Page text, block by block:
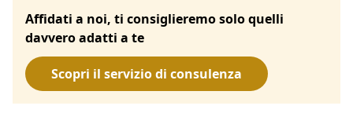
Affidati a noi, ti consiglieremo solo quelli
davvero adatti a te
Scopri il servizio di consulenza